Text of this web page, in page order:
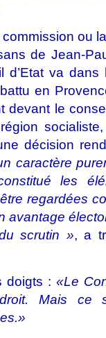
ou
de Jean-
va
en
devant le
socialiste
décision
caractère
les
regardées
avantage
scrutin », a
doigts : «Le
Mais ce